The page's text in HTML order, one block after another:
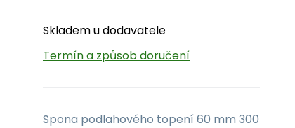
Skladem u dodavatele
Termín a způsob doručení
Spona podlahového topení 60 mm 300